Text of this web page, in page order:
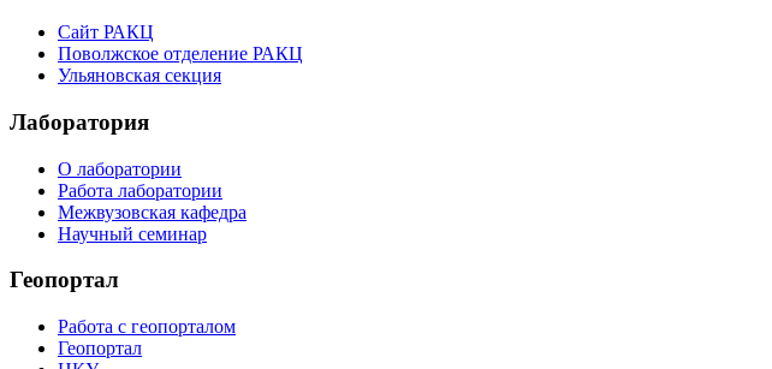
Сайт РАКЦ
Поволжское отделение РАКЦ
Ульяновская секция
Лаборатория
О лаборатории
Работа лаборатории
Межвузовская кафедра
Научный семинар
Геопортал
Работа с геопорталом
Геопортал